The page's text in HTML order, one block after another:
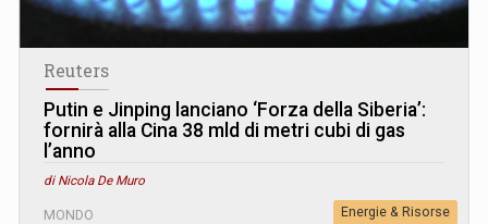
Reuters
Putin e Jinping lanciano ‘Forza della Siberia’:
fornirà alla Cina 38 mld di metri cubi di gas
l’anno
di Nicola De Muro
MONDO Energie & Risorse